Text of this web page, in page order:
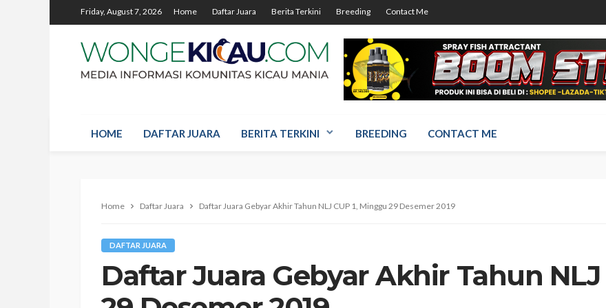
Friday, August 7, 2026 Home Daftar Juara Berita Terkini Breeding Contact Me
HOME DAFTAR JUARA BERITA TERKINI BREEDING CONTACT ME
Home Daftar Juara Daftar Juara Gebyar Akhir Tahun NLJ CUP 1, Minggu 29 Desemer 2019
DAFTAR JUARA
Daftar Juara Gebyar Akhir Tahun NLJ